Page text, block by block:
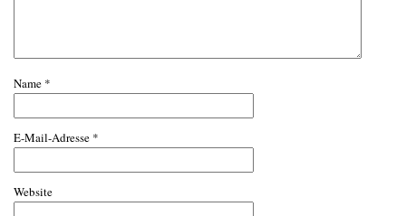
Name *
E-Mail-Adresse *
Website